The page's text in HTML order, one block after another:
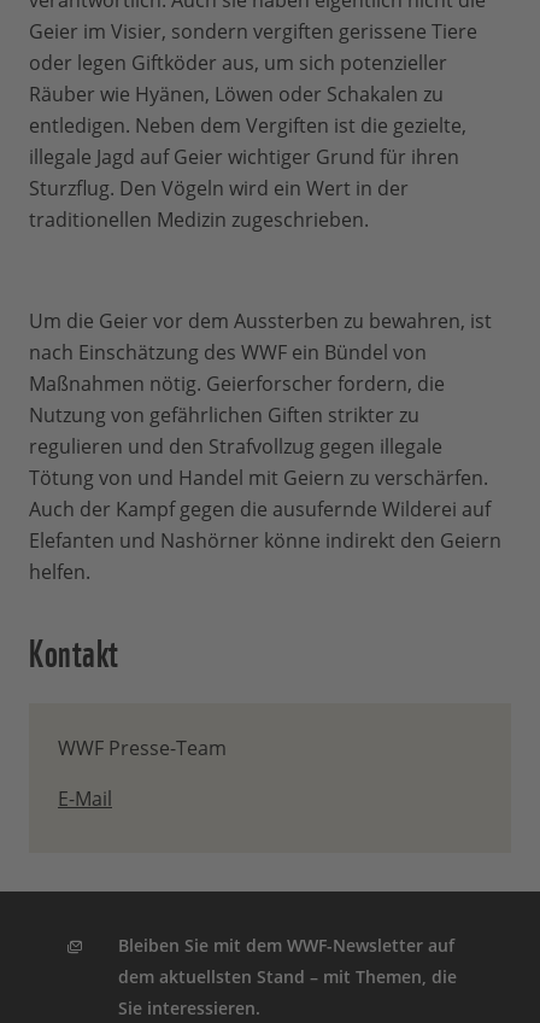
Geier im Visier, sondern vergiften gerissene Tiere
oder legen Giftköder aus, um sich potenzieller
Räuber wie Hyänen, Löwen oder Schakalen zu
entledigen. Neben dem Vergiften ist die gezielte,
illegale Jagd auf Geier wichtiger Grund für ihren
Sturzflug. Den Vögeln wird ein Wert in der
traditionellen Medizin zugeschrieben.
Um die Geier vor dem Aussterben zu bewahren, ist
nach Einschätzung des WWF ein Bündel von
Maßnahmen nötig. Geierforscher fordern, die
Nutzung von gefährlichen Giften strikter zu
regulieren und den Strafvollzug gegen illegale
Tötung von und Handel mit Geiern zu verschärfen.
Auch der Kampf gegen die ausufernde Wilderei auf
Elefanten und Nashörner könne indirekt den Geiern
helfen.
Kontakt
WWF Presse-Team
E-Mail
Bleiben Sie mit dem WWF-Newsletter auf
dem aktuellsten Stand – mit Themen, die
Sie interessieren.